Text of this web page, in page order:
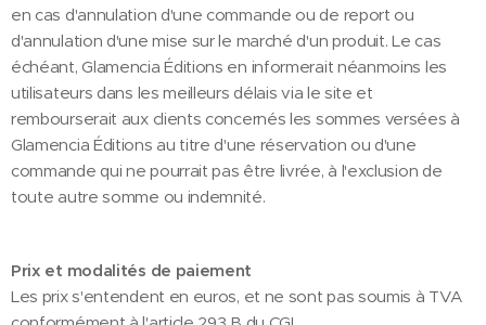
en cas d'annulation d'une commande ou de report ou
d'annulation d'une mise sur le marché d'un produit. Le cas
échéant, Glamencia Éditions en informerait néanmoins les
utilisateurs dans les meilleurs délais via le site et
rembourserait aux clients concernés les sommes versées à
Glamencia Éditions au titre d'une réservation ou d'une
commande qui ne pourrait pas être livrée, à l'exclusion de
toute autre somme ou indemnité.
Prix et modalités de paiement
Les prix s'entendent en euros, et ne sont pas soumis à TVA